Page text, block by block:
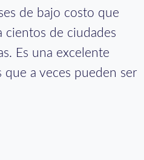
de bajo costo que
cientos de ciudades
Es una excelente
que a veces pueden ser